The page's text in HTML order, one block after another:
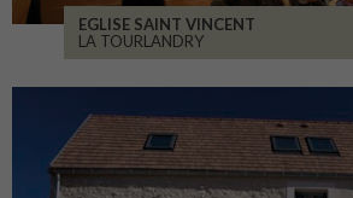
EGLISE SAINT VINCENT
LA TOURLANDRY